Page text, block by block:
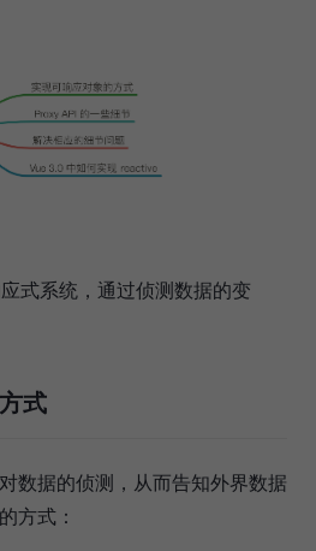
式系统，通过侦测数据的变
式
数据的侦测，从而告知外界数据
方式：